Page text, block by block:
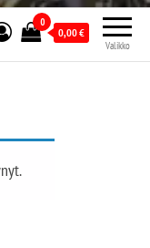
sydämessä.
Valikko
0
0,00€